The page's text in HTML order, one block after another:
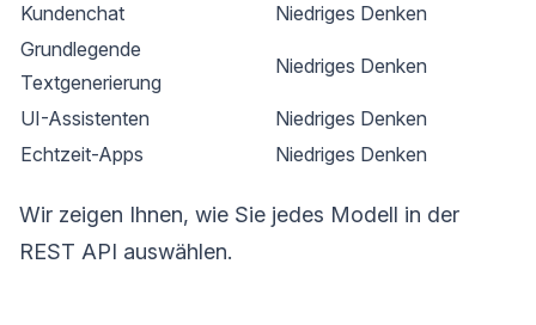
Kundenchat
Niedriges Denken
Grundlegende
Textgenerierung
Niedriges Denken
UI-Assistenten
Niedriges Denken
Echtzeit-Apps
Niedriges Denken
Wir zeigen Ihnen, wie Sie jedes Modell in der
REST API auswählen.